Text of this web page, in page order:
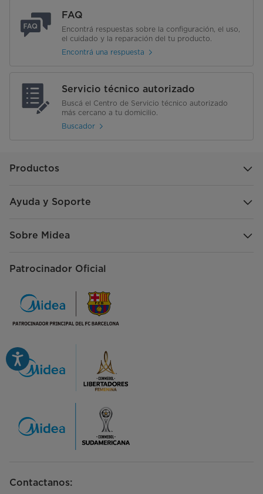
FAQ
Encontrá respuestas sobre la configuración, el uso,
el cuidado y la reparación del tu producto.
Encontrá una respuesta
Servicio técnico autorizado
Buscá el Centro de Servicio técnico autorizado
más cercano a tu domicilio.
Buscador
Productos
Ayuda y Soporte
Sobre Midea
Patrocinador Oficial
Contactanos: